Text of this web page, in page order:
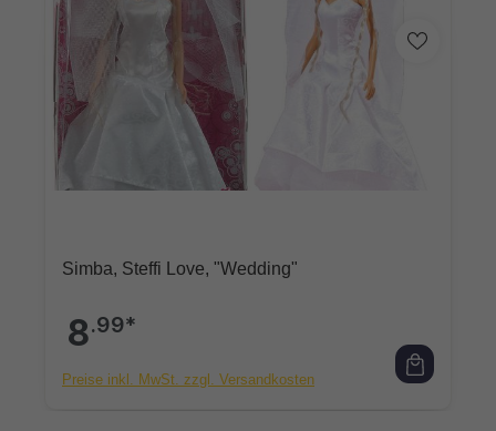
Simba, Steffi Love, "Wedding"
8.99*
Preise inkl. MwSt. zzgl. Versandkosten